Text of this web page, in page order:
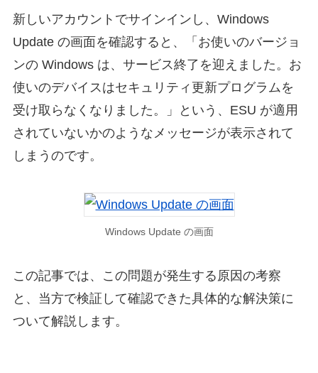
新しいアカウントでサインインし、Windows
Update の画面を確認すると、「お使いのバージョ
ンの Windows は、サービス終了を迎えました。お
使いのデバイスはセキュリティ更新プログラムを
受け取らなくなりました。」という、ESU が適用
されていないかのようなメッセージが表示されて
しまうのです。
Windows Update の画面
この記事では、この問題が発生する原因の考察
と、当方で検証して確認できた具体的な解決策に
ついて解説します。